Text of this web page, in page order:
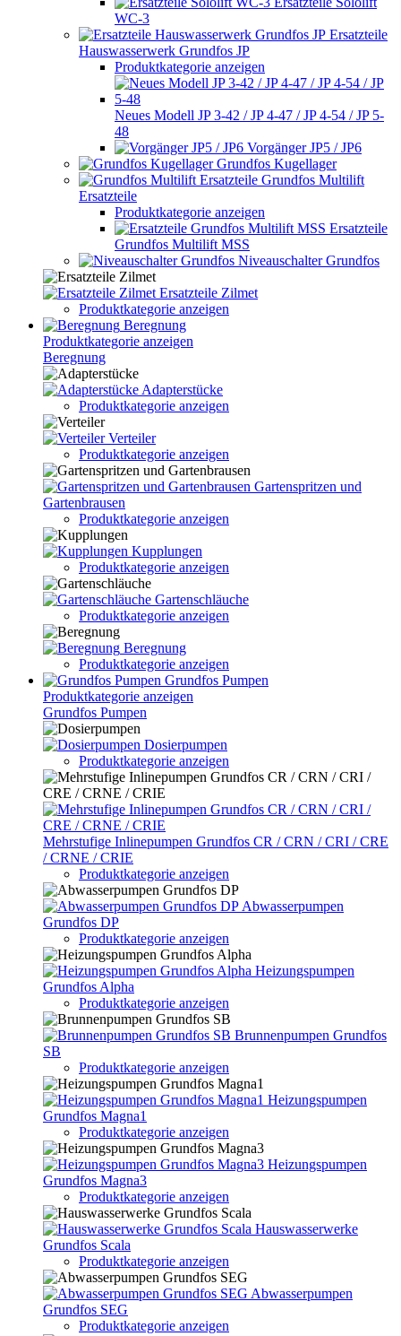
WC-3
Ersatzteile
Hauswasserwerk Grundfos JP
Produktkategorie anzeigen
Neues Modell JP 3-42 / JP 4-47 / JP 4-54 / JP 5-
48
Vorgänger JP5 / JP6
Grundfos Kugellager
Grundfos Multilift
Ersatzteile
Produktkategorie anzeigen
Ersatzteile
Grundfos Multilift MSS
Niveauschalter Grundfos
Ersatzteile Zilmet
Produktkategorie anzeigen
Beregnung
Produktkategorie anzeigen
Beregnung
Adapterstücke
Produktkategorie anzeigen
Verteiler
Produktkategorie anzeigen
Gartenspritzen und
Gartenbrausen
Produktkategorie anzeigen
Kupplungen
Produktkategorie anzeigen
Gartenschläuche
Produktkategorie anzeigen
Beregnung
Produktkategorie anzeigen
Grundfos Pumpen
Produktkategorie anzeigen
Grundfos Pumpen
Dosierpumpen
Produktkategorie anzeigen
Mehrstufige Inlinepumpen Grundfos CR / CRN / CRI / CRE
/ CRNE / CRIE
Produktkategorie anzeigen
Abwasserpumpen
Grundfos DP
Produktkategorie anzeigen
Heizungspumpen
Grundfos Alpha
Produktkategorie anzeigen
Brunnenpumpen Grundfos
SB
Produktkategorie anzeigen
Heizungspumpen
Grundfos Magna1
Produktkategorie anzeigen
Heizungspumpen
Grundfos Magna3
Produktkategorie anzeigen
Hauswasserwerke
Grundfos Scala
Produktkategorie anzeigen
Abwasserpumpen
Grundfos SEG
Produktkategorie anzeigen